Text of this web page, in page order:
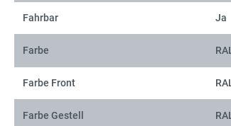
Fahrbar Ja
Farbe
Farbe Front
Farbe Gestell